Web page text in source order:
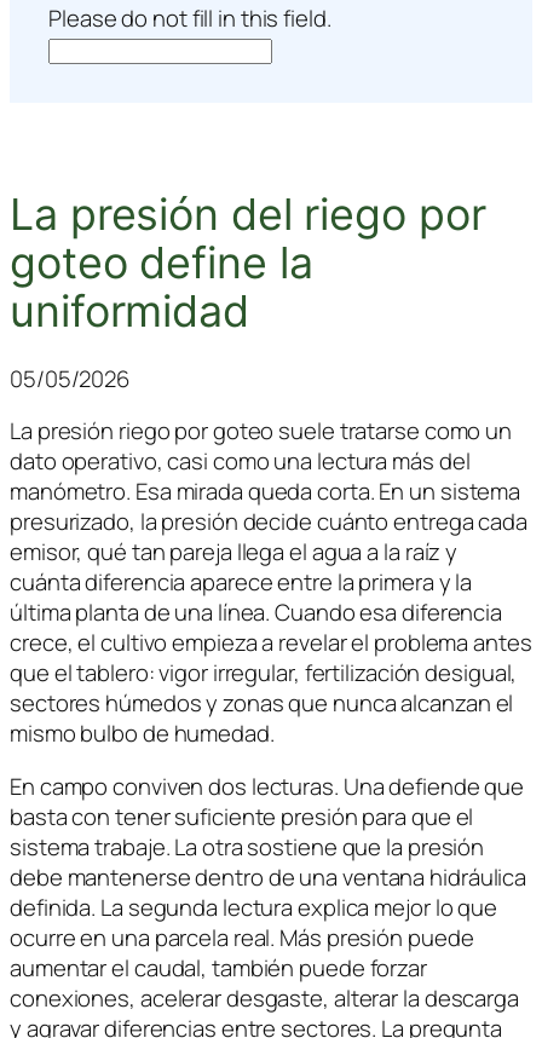
Please do not fill in this field.
La presión del riego por
goteo define la
uniformidad
05/05/2026
La presión riego por goteo suele tratarse como un
dato operativo, casi como una lectura más del
manómetro. Esa mirada queda corta. En un sistema
presurizado, la presión decide cuánto entrega cada
emisor, qué tan pareja llega el agua a la raíz y
cuánta diferencia aparece entre la primera y la
última planta de una línea. Cuando esa diferencia
crece, el cultivo empieza a revelar el problema antes
que el tablero: vigor irregular, fertilización desigual,
sectores húmedos y zonas que nunca alcanzan el
mismo bulbo de humedad.
En campo conviven dos lecturas. Una defiende que
basta con tener suficiente presión para que el
sistema trabaje. La otra sostiene que la presión
debe mantenerse dentro de una ventana hidráulica
definida. La segunda lectura explica mejor lo que
ocurre en una parcela real. Más presión puede
aumentar el caudal, también puede forzar
conexiones, acelerar desgaste, alterar la descarga
y agravar diferencias entre sectores. La pregunta